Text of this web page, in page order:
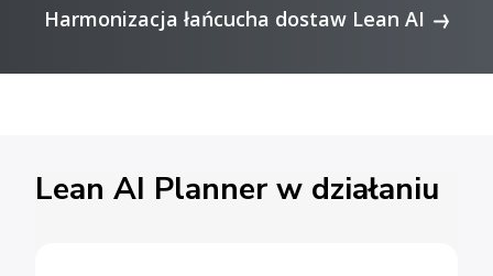
Harmonizacja łańcucha dostaw Lean AI
Lean AI Planner w działaniu